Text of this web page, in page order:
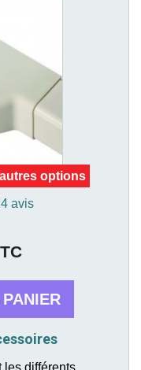
options
avis
les différents